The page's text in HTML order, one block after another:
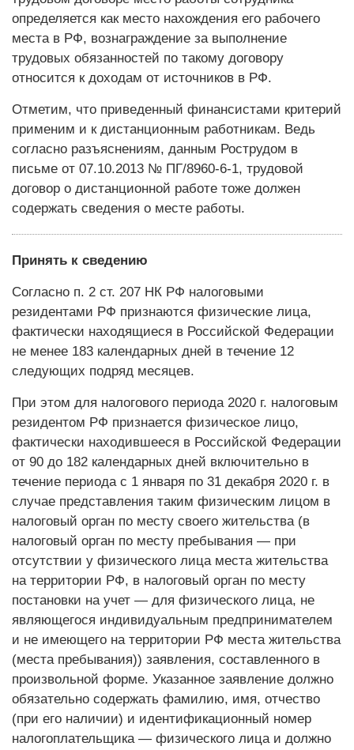
определяется как место нахождения его рабочего
места в РФ, вознаграждение за выполнение
трудовых обязанностей по такому договору
относится к доходам от источников в РФ.
Отметим, что приведенный финансистами критерий
применим и к дистанционным работникам. Ведь
согласно разъяснениям, данным Рострудом в
письме от 07.10.2013 № ПГ/8960‑6‑1, трудовой
договор о дистанционной работе тоже должен
содержать сведения о месте работы.
Принять к сведению
Согласно п. 2 ст. 207 НК РФ налоговыми
резидентами РФ признаются физические лица,
фактически находящиеся в Российской Федерации
не менее 183 календарных дней в течение 12
следующих подряд месяцев.
При этом для налогового периода 2020 г. налоговым
резидентом РФ признается физическое лицо,
фактически находившееся в Российской Федерации
от 90 до 182 календарных дней включительно в
течение периода с 1 января по 31 декабря 2020 г. в
случае представления таким физическим лицом в
налоговый орган по месту своего жительства (в
налоговый орган по месту пребывания — при
отсутствии у физического лица места жительства
на территории РФ, в налоговый орган по месту
постановки на учет — для физического лица, не
являющегося индивидуальным предпринимателем
и не имеющего на территории РФ места жительства
(места пребывания)) заявления, составленного в
произвольной форме. Указанное заявление должно
обязательно содержать фамилию, имя, отчество
(при его наличии) и идентификационный номер
налогоплательщика — физического лица и должно